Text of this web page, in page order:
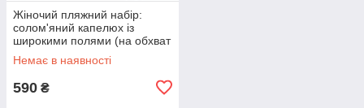
Жіночий пляжний набір:
солом'яний капелюх із
широкими полями (на обхват
54-56 см) та плетена сумка-
шопер. Колір капучино
Немає в наявності
590 ₴